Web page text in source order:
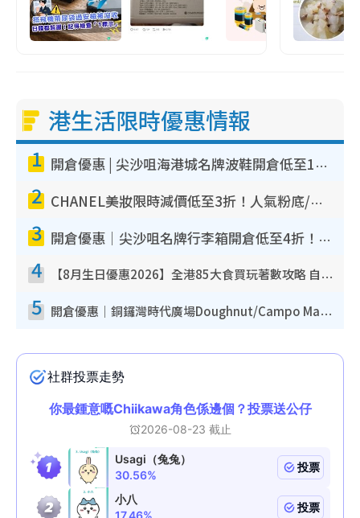
港生活限時優惠情報
1 開倉優惠 | 尖沙咀海港城名牌波鞋開倉低至1折！On鞋$899起／Joy&Peace鞋履$98起
2 CHANEL美妝限時減價低至3折！人氣粉底/唇膏/精華液低至$275！COCO香水都有平
3 開倉優惠｜尖沙咀名牌行李箱開倉低至4折！一連5日 American Tourister/ace./Hallmark $200起！
4 【8月生日優惠2026】全港85大食買玩著數攻略 自助餐/火鍋放題同行免費＋誠品/DONKI送現金券
5 開倉優惠｜銅鑼灣時代廣場Doughnut/Campo Marzio開倉低至1折！背囊、書包、手袋劈價$200起